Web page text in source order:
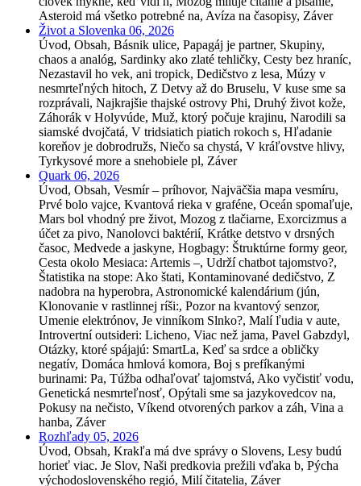
Asteroid má všetko potrebné na, Avíza na časopisy, Záver
Život a Slovenka 06, 2026
Úvod, Obsah, Básnik ulice, Papagáj je partner, Skupiny,
chaos a analóg, Sardinky ako zlaté tehličky, Cesty bez hraníc,
Nezastavil ho vek, ani tropick, Dedičstvo z lesa, Múzy v
nesmrteľných hitoch, Z Detvy až do Bruselu, V kuse sme sa
rozprávali, Najkrajšie thajské ostrovy Phi, Druhý život kože,
Záhorák v Holyvúde, Muž, ktorý počuje krajinu, Narodili sa
siamské dvojčatá, V tridsiatich piatich rokoch s, Hľadanie
koreňov je dobrodružs, Niečo sa chystá, V kráľovstve hlivy,
Tyrkysové more a snehobiele pl, Záver
Quark 06, 2026
Úvod, Obsah, Vesmír – príhovor, Najväčšia mapa vesmíru,
Prvé bolo vajce, Kvantová rieka v graféne, Oceán spomaľuje,
Mars bol vhodný pre život, Mozog z tlačiarne, Exorcizmus a
účet za pivo, Nanolovci baktérií, Krátke detstvo v drsných
časoc, Medvede a jaskyne, Hogbagy: Štruktúrne formy geor,
Cesta okolo Mesiaca: Artemis –, Udrží chatbot tajomstvo?,
Štatistika na stope: Ako štati, Kontaminované dedičstvo, Z
nadobra na hyperobra, Astronomické kalendárium (jún,
Klonovanie v rastlinnej ríši:, Pozor na kvantový senzor,
Umenie elektrónov, Je vinníkom Slnko?, Malí ľudia v aute,
Introvertní outsideri: Licheno, Viac než jama, Pavel Gabzdyl,
Otázky, ktoré spájajú: SmartLa, Keď sa srdce a obličky
negatív, Domáca hmlová komora, Boj s prefíkanými
burinami: Pa, Túžba odhaľovať tajomstvá, Ako vyčistiť vodu,
Genetická nesmrteľnosť, Opýtali sme sa jazykovedcov na,
Pokusy na nečisto, Víkend otvorených parkov a záh, Vina a
hanba, Záver
Rozhľady 05, 2026
Úvod, Obsah, Krakľa má dve správy o Slovens, Lesy budú
horieť viac. Je Slov, Naši predkovia prežili vďaka b, Pýcha
východoslovenského regió, Milí čitatelia, Záver